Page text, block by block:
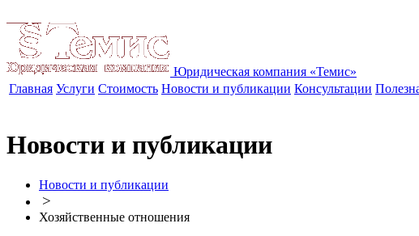
Юридическая компания «Темис»
Главная Услуги Стоимость Новости и публикации Консультации
Новости и публикации
Новости и публикации
>
Хозяйственные отношения